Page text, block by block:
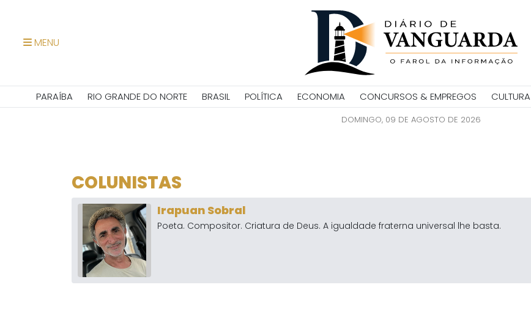
MENU
PARAÍBA RIO GRANDE DO NORTE BRASIL POLÍTICA ECONOMIA CONCURSOS & EMPREGOS CULTURA
DOMINGO, 09 DE AGOSTO DE 2026
COLUNISTAS
Irapuan Sobral
Poeta. Compositor. Criatura de Deus. A igualdade fraterna universal lhe basta.